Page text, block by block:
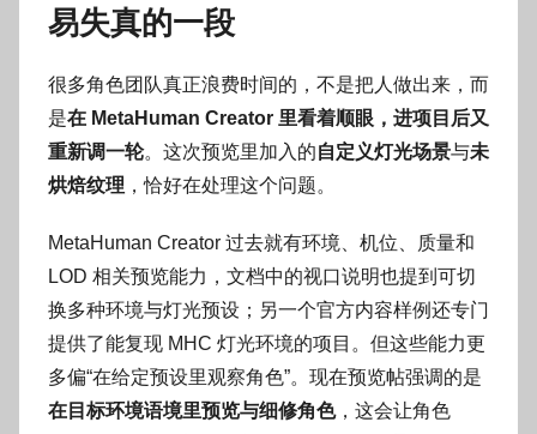
易失真的一段
很多角色团队真正浪费时间的，不是把人做出来，而
是在 MetaHuman Creator 里看着顺眼，进项目后又
重新调一轮。这次预览里加入的自定义灯光场景与未
烘焙纹理 ，恰好在处理这个问题。
MetaHuman Creator 过去就有环境、机位、质量和
LOD 相关预览能力，文档中的视口说明也提到可切
换多种环境与灯光预设；另一个官方内容样例还专门
提供了能复现 MHC 灯光环境的项目。但这些能力更
多偏“在给定预设里观察角色”。现在预览帖强调的是
在目标环境语境里预览与细修角色，这会让角色